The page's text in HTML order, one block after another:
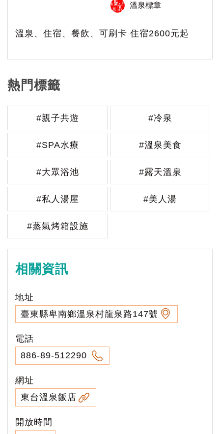
溫泉標章
溫泉、住宿、餐飲、可刷卡 住宿2600元起
熱門標籤
#親子共遊 #冷泉
#SPA水療 #溫泉美食
#大眾浴池 #露天溫泉
#私人湯屋 #美人湯
#蒸氣烤箱設施
相關資訊
地址
臺東縣卑南鄉溫泉村龍泉路147號
電話
886-89-512290
網址
東台溫泉飯店
開放時間